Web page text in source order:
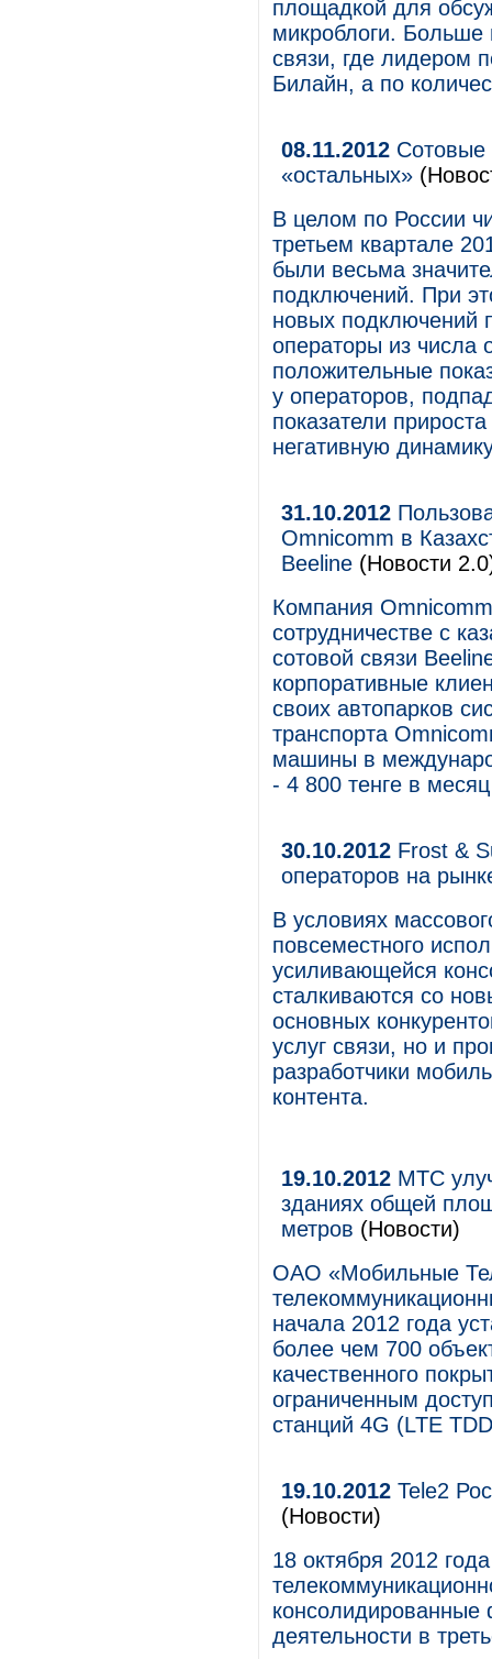
площадкой для
микроблоги. Больше
связи, где лидером
Билайн, а по
08.11.2012 Сотовые
«остальных»
В целом по России
третьем квартале
были весьма
подключений. При
новых подключений
операторы из числа
положительные
у операторов,
показатели
негативную
31.10.2012
Omnicomm в
Beeline (Новости
Компания
сотрудничестве с
сотовой связи
корпоративные
своих автопарков
транспорта
машины в
- 4 800 тенге в
30.10.2012 Frost &
операторов на
В условиях
повсеместного
усиливающейся
сталкиваются со
основных
услуг связи, но и
разработчики
контента.
19.10.2012 МТС
зданиях общей
метров (Новости)
ОАО «Мобильные
начала 2012 года
более чем 700
качественного
ограниченным
станций 4G (LTE
19.10.2012 Tele2
(Новости)
18 октября 2012
консолидированные
деятельности в